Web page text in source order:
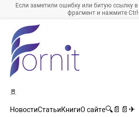
Если заметили ошибку или битую ссылку
фрагмент и нажмите
🚪
НовостиСтатьиКнигиО сайте🔍 📄 📄 ✈